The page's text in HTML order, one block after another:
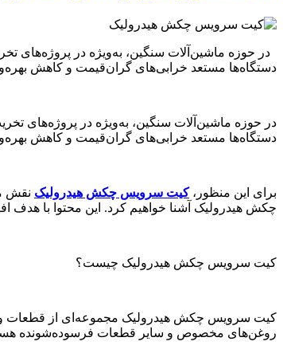
در حوزه ماشین‌آلات سنگین، به‌ویژه در پروژه‌های
دستگاه‌ها مستعد خرابی‌های گران‌قیمت و کاهش
در حوزه ماشین‌آلات سنگین، به‌ویژه در پروژه‌های
دستگاه‌ها مستعد خرابی‌های گران‌قیمت و کاهش
برای این منظور،کیت سرویس چکش هیدرولیک نقش
چکش هیدرولیک آشنا خواهیم کرد. این محتوا با
کیت سرویس چکش هیدرولیک چیست؟
کیت سرویس چکش هیدرولیک مجموعه‌ای از قطعات و
روغن‌های مخصوص و سایر قطعات فرسوده‌شونده